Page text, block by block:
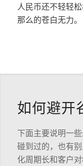
人民币还不轻轻
那么的苍白无力。
如何避开
下面主要说明一
碰到过的，也有
化周期长和客户